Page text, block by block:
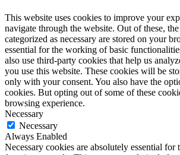
This website uses cookies to improve your
navigate through the website. Out of these,
categorized as necessary are stored on your
essential for the working of basic
also use third-party cookies that help us
you use this website. These cookies will be
only with your consent. You also have the
cookies. But opting out of some of these
browsing experience.
Necessary
Necessary
Always Enabled
Necessary cookies are absolutely essential for